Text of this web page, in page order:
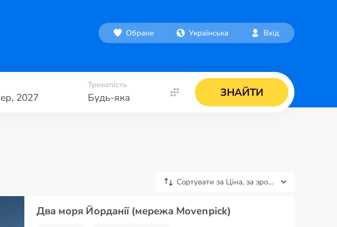
Обране Українська Вхід
, 2027
Тривалість
Будь-яка ЗНАЙТИ
Сортувати за Ціна, за зростанням
Два моря Йорданії (мережа Movenpick)